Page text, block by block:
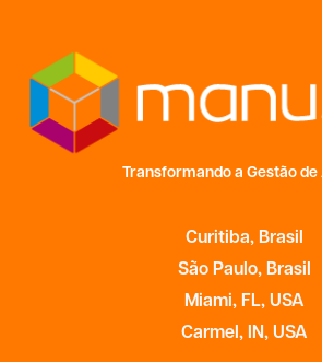
Transformando a Gestão de
Curitiba, Brasil
São Paulo, Brasil
Miami, FL, USA
Carmel, IN, USA